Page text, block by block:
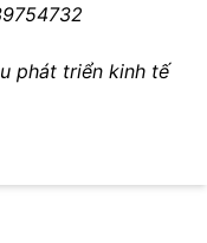
phát triển kinh tế